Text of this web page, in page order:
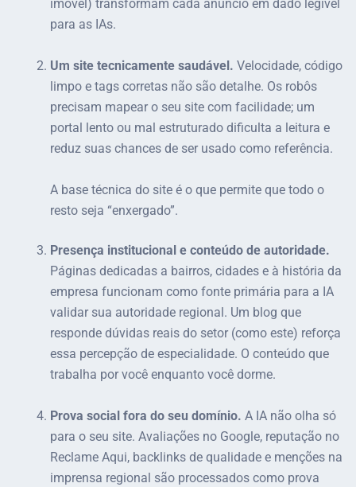
imóvel) transformam cada anúncio em dado legível
para as IAs.
Um site tecnicamente saudável. Velocidade, código
limpo e tags corretas não são detalhe. Os robôs
precisam mapear o seu site com facilidade; um
portal lento ou mal estruturado dificulta a leitura e
reduz suas chances de ser usado como referência.
A base técnica do site é o que permite que todo o
resto seja “enxergado”.
Presença institucional e conteúdo de autoridade.
Páginas dedicadas a bairros, cidades e à história da
empresa funcionam como fonte primária para a IA
validar sua autoridade regional. Um blog que
responde dúvidas reais do setor (como este) reforça
essa percepção de especialidade. O conteúdo que
trabalha por você enquanto você dorme.
Prova social fora do seu domínio. A IA não olha só
para o seu site. Avaliações no Google, reputação no
Reclame Aqui, backlinks de qualidade e menções na
imprensa regional são processados como prova